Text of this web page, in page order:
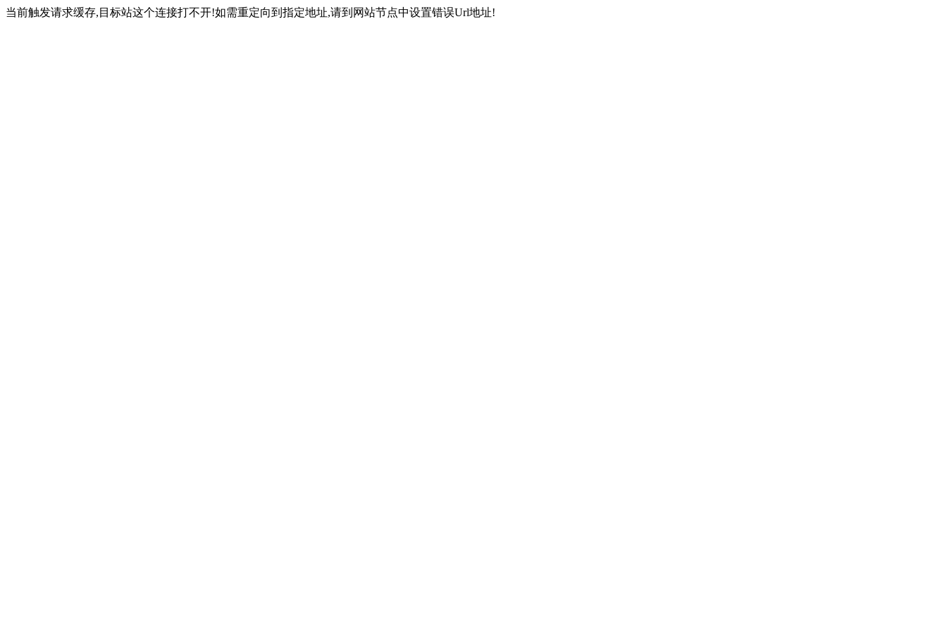
当前触发请求缓存,目标站这个连接打不开!如需重定向到指定地址,请到网站节点中设置错误Url地址!